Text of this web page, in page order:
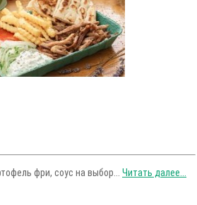
фри, соус на выбор... Читать далее...